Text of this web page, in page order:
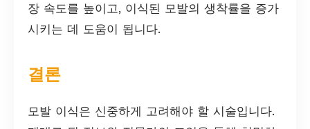
장 속도를 높이고, 이식된 모발의 생착률을 증가
시키는 데 도움이 됩니다.
결론
모발 이식은 신중하게 고려해야 할 시술입니다.